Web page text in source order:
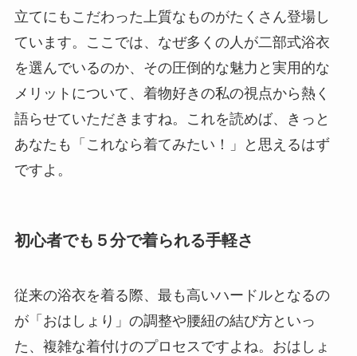
立てにもこだわった上質なものがたくさん登場し
ています。ここでは、なぜ多くの人が二部式浴衣
を選んでいるのか、その圧倒的な魅力と実用的な
メリットについて、着物好きの私の視点から熱く
語らせていただきますね。これを読めば、きっと
あなたも「これなら着てみたい！」と思えるはず
ですよ。
初心者でも５分で着られる手軽さ
従来の浴衣を着る際、最も高いハードルとなるの
が「おはしょり」の調整や腰紐の結び方といっ
た、複雑な着付けのプロセスですよね。おはしょ